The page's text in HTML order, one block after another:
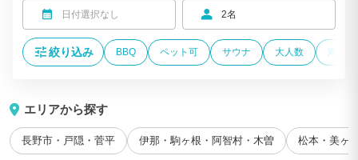
日付選択なし 2名
絞り込み BBQ ペット可 サウナ 大人数 海が
エリアから探す
長野市・戸隠・菅平 伊那・駒ヶ根・阿智村・木曽 松本・美ヶ